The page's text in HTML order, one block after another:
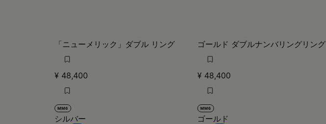
「ニューメリック」ダブル リング
¥ 48,400
MM6
シルバー
ゴールド ダブルナンバリングリング
¥ 48,400
MM6
ゴールド